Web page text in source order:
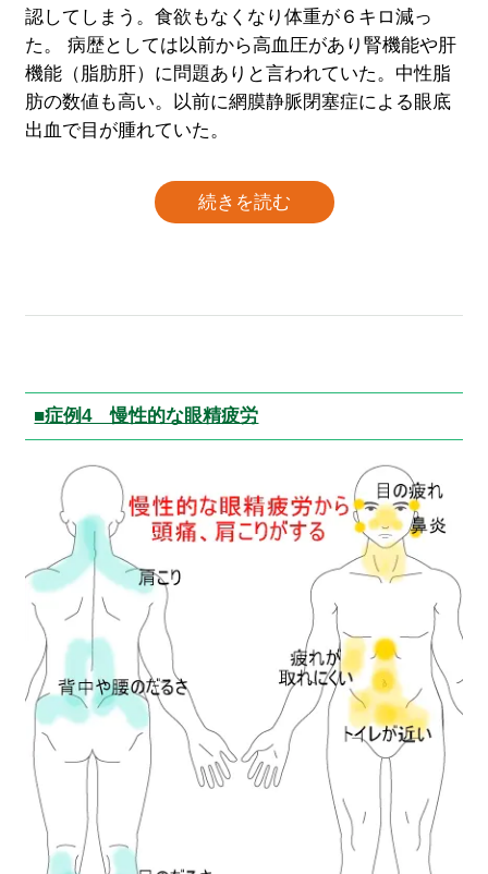
認してしまう。食欲もなくなり体重が６キロ減っ
た。 病歴としては以前から高血圧があり腎機能や肝
機能（脂肪肝）に問題ありと言われていた。中性脂
肪の数値も高い。以前に網膜静脈閉塞症による眼底
出血で目が腫れていた。
続きを読む
■症例4 慢性的な眼精疲労